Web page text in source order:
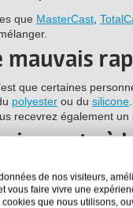
que MasterCast,
mauvais
que certaines
polyester ou du silicone
recevrez également
à
pas amis pendant le
le durcissement
spéciaux pour
de nos visiteurs,
vous faire vivre une
que nous utilisons,